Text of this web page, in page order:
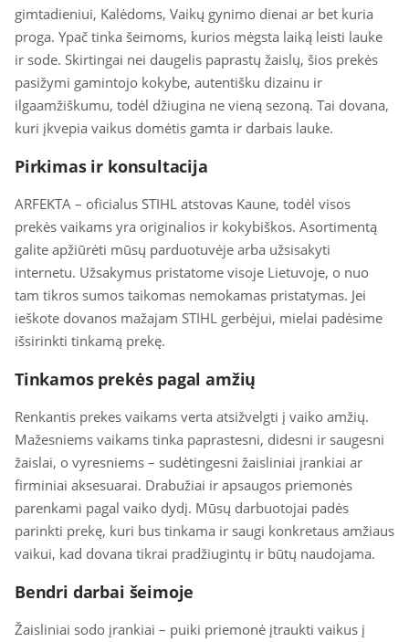
gimtadieniui, Kalėdoms, Vaikų gynimo dienai ar bet kuria
proga. Ypač tinka šeimoms, kurios mėgsta laiką leisti lauke
ir sode. Skirtingai nei daugelis paprastų žaislų, šios prekės
pasižymi gamintojo kokybe, autentišku dizainu ir
ilgaamžiškumu, todėl džiugina ne vieną sezoną. Tai dovana,
kuri įkvepia vaikus domėtis gamta ir darbais lauke.
Pirkimas ir konsultacija
ARFEKTA – oficialus STIHL atstovas Kaune, todėl visos
prekės vaikams yra originalios ir kokybiškos. Asortimentą
galite apžiūrėti mūsų parduotuvėje arba užsisakyti
internetu. Užsakymus pristatome visoje Lietuvoje, o nuo
tam tikros sumos taikomas nemokamas pristatymas. Jei
ieškote dovanos mažajam STIHL gerbėjui, mielai padėsime
išsirinkti tinkamą prekę.
Tinkamos prekės pagal amžių
Renkantis prekes vaikams verta atsižvelgti į vaiko amžių.
Mažesniems vaikams tinka paprastesni, didesni ir saugesni
žaislai, o vyresniems – sudėtingesni žaisliniai įrankiai ar
firminiai aksesuarai. Drabužiai ir apsaugos priemonės
parenkami pagal vaiko dydį. Mūsų darbuotojai padės
parinkti prekę, kuri bus tinkama ir saugi konkretaus amžiaus
vaikui, kad dovana tikrai pradžiugintų ir būtų naudojama.
Bendri darbai šeimoje
Žaisliniai sodo įrankiai – puiki priemonė įtraukti vaikus į